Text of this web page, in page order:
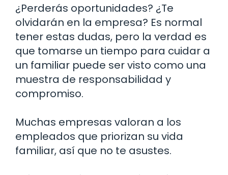
¿Perderás oportunidades? ¿Te
olvidarán en la empresa? Es normal
tener estas dudas, pero la verdad es
que tomarse un tiempo para cuidar a
un familiar puede ser visto como una
muestra de responsabilidad y
compromiso.
Muchas empresas valoran a los
empleados que priorizan su vida
familiar, así que no te asustes.